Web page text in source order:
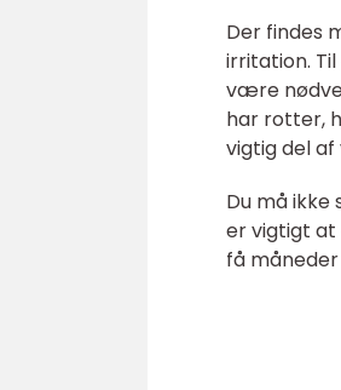
Der findes
irritation.
være
har rotter,
vigtig del
Du må
er vigtigt at
få